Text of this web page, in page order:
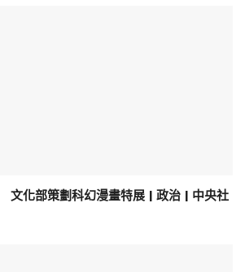
化部策劃科幻漫畫特展 | 政治 | 中央社